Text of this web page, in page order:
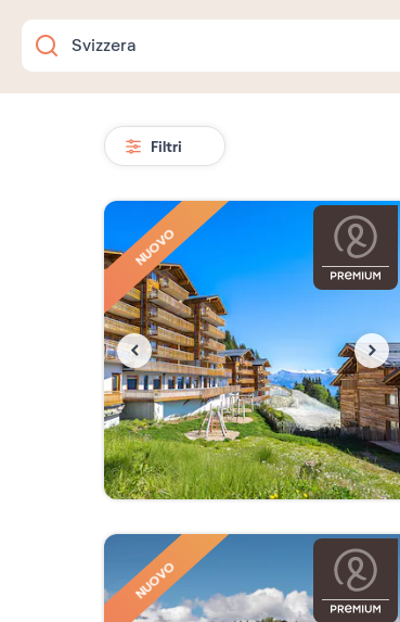
Filtri
NUOVO
NUOVO